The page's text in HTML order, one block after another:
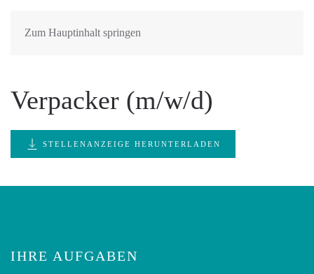
Zum Hauptinhalt springen
Verpacker (m/w/d)
STELLENANZEIGE HERUNTERLADEN
IHRE AUFGABEN